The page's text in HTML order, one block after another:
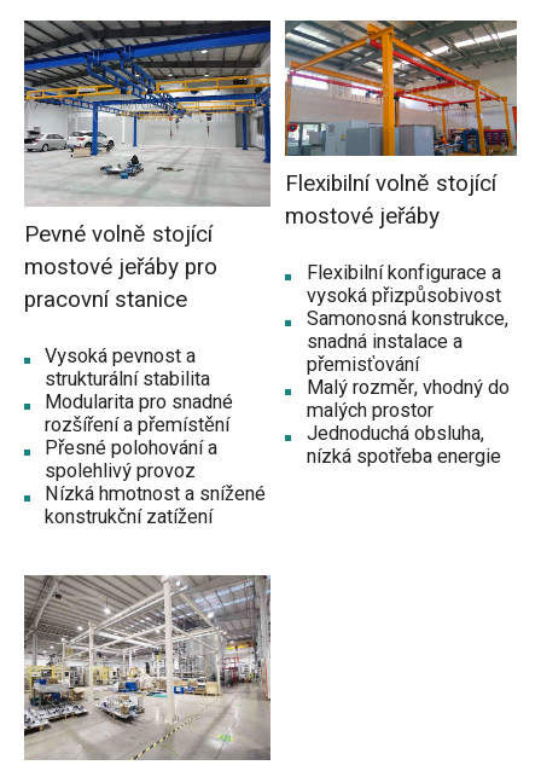
Pevné volně stojící
mostové jeřáby pro
pracovní stanice
Vysoká pevnost a
strukturální stabilita
Modularita pro snadné
rozšíření a přemístění
Přesné polohování a
spolehlivý provoz
Nízká hmotnost a snížené
konstrukční zatížení
Flexibilní volně stojící
mostové jeřáby
Flexibilní konfigurace a
vysoká přizpůsobivost
Samonosná konstrukce,
snadná instalace a
přemisťování
Malý rozměr, vhodný do
malých prostor
Jednoduchá obsluha,
nízká spotřeba energie